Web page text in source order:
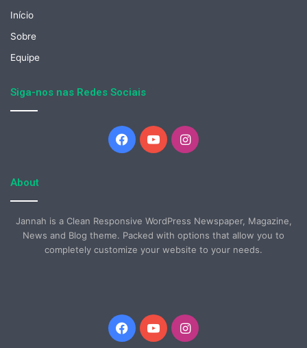
Início
Sobre
Equipe
Siga-nos nas Redes Sociais
Facebook
YouTubeInstagram
About
Jannah is a Clean Responsive WordPress Newspaper, Magazine,
News and Blog theme. Packed with options that allow you to
completely customize your website to your needs.
Facebook
YouTubeInstagram